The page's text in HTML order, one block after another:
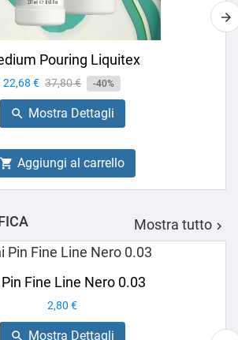
Pouring Liquitex
Prezzo
22,68 € Prezzo
base
37,80 € -40%
 Mostra Dettagli
 Aggiungi al carrello
Mostra tutto 
Fine Line Nero 0.03
Prezzo
2,80 €
 Mostra Dettagli